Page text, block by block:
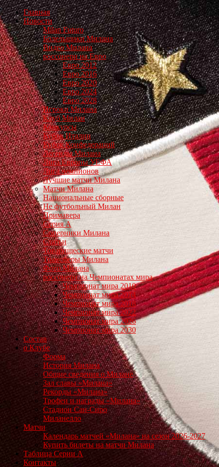
Главная
Новости
Milan Futuro
Болельщики Милана
Видео Милана
россонери на Евро
Евро 2012
Евро 2016
Евро 2020
Евро 2024
Евро 2028
Игроки Милана
Клуб Милан
Конкурсы
Кубок Италии
Кубок Конфедераций
Легенды Милана
Лига Европы УЕФА
Лига чемпионов
Лучшие матчи Милана
Матчи Милана
Национальные сборные
Не футбольный Милан
Примавера
Серия А
Соперники Милана
Статьи
Товарищеские матчи
Трансферы Милана
Фото Милана
россонери на Чемпионатах мира
Чемпионат мира 2010
Чемпионат мира 2014
Чемпионат мира 2018
Чемпионат мира 2022
Чемпионат мира 2026
Чемпионат мира 2030
Состав
о Клубе
Форма
История Милана
Общие сведения о Милане
Зал славы «Милана»
Рекорды «Милана»
Трофеи и награды «Милана»
Стадион Сан-Сиро
Миланелло
Матчи
Календарь матчей «Милана» на сезон 2026-2027
Купить билеты на матчи Милана
Таблица Серии А
Контакты